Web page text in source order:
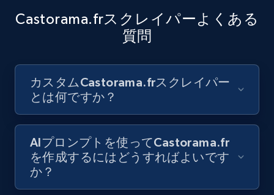
無料トライアル
keyword and then apply relevant video
filters
Video length, Likes, Views, and more.
8.1K+
Castorama.frスクレイパーよくある
質問
カスタムCastorama.frスクレイパー
とは何ですか？
AIプロンプトを使ってCastorama.fr
を作成するにはどうすればよいです
か？